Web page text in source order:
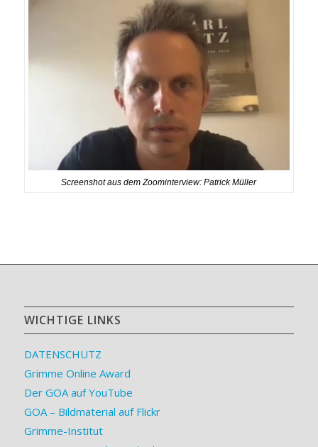
Screenshot aus dem Zoominterview: Patrick Müller
WICHTIGE LINKS
DATENSCHUTZ
Grimme Online Award
Der GOA auf YouTube
GOA – Bildmaterial auf Flickr
Grimme-Institut